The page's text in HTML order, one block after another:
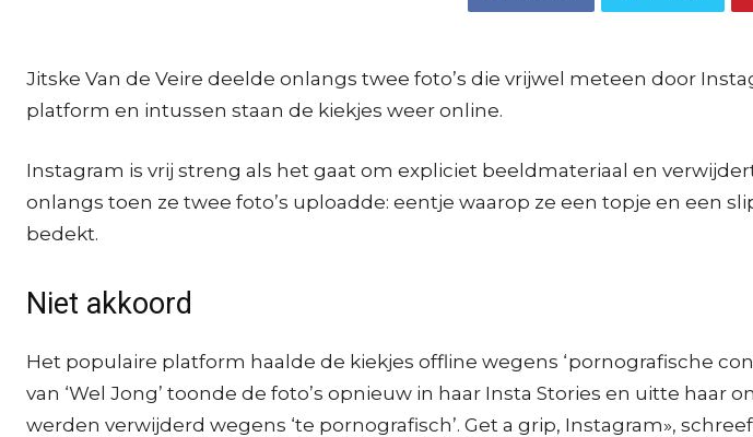
Jitske Van de Veire deelde onlangs twee foto’s die vrijwel meteen door
platform en intussen staan de kiekjes weer online.
Instagram is vrij streng als het gaat om expliciet beeldmateriaal en
onlangs toen ze twee foto’s uploadde: eentje waarop ze een topje en een
bedekt.
Niet akkoord
Het populaire platform haalde de kiekjes offline wegens ‘pornografische
van ‘Wel Jong’ toonde de foto’s opnieuw in haar Insta Stories en uitte
werden verwijderd wegens ‘te pornografisch’. Get a grip, Instagram»,